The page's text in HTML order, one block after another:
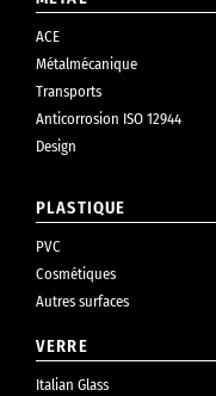
ACE
Métalmécanique
Transports
Anticorrosion ISO 12944
Design
PLASTIQUE
PVC
Cosmétiques
Autres surfaces
VERRE
Italian Glass